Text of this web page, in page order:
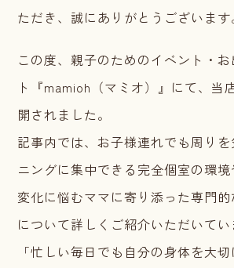
ただき、誠にありがとうございます
この度、親子のためのイベント・
ト『mamioh（マミオ）』にて、当
開されました。
記事内では、お子様連れでも周り
ニングに集中できる完全個室の環
変化に悩むママに寄り添った専門
について詳しくご紹介いただいてい
「忙しい毎日でも自分の身体を大切